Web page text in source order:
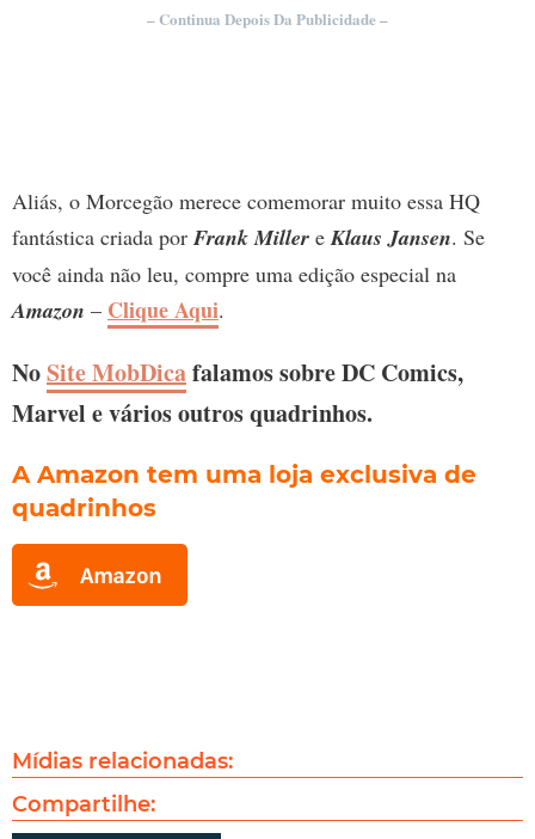
– Continua Depois Da Publicidade –
Aliás, o Morcegão merece comemorar muito essa HQ
fantástica criada por Frank Miller eKlaus Jansen. Se
você ainda não leu, compre uma edição especial na
Amazon – Clique Aqui.
NoSite MobDicafalamos sobre DC Comics,
Marvel e vários outros quadrinhos.
A Amazon tem uma loja exclusiva de
quadrinhos
Mídias relacionadas:
Compartilhe: